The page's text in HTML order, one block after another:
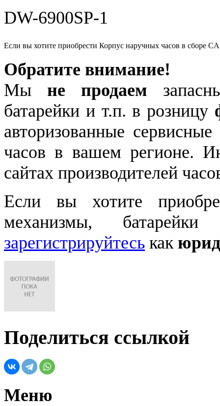
DW-6900SP-1
Если вы хотите приобрести Корпус наручных часов в сборе
Обратите внимание!
Мы не продаем
батарейки и т.п. в розницу
авторизованные
часов в вашем регионе.
сайтах производителей
Если вы хотите
механизмы,
зарегистрируйтесь как
Поделиться ссылкой
Меню